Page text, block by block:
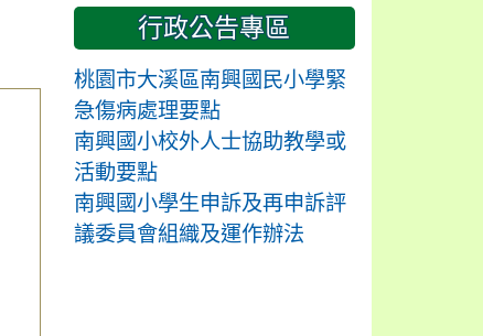
行政公告專區
桃園市大溪區南興國民小學緊
急傷病處理要點
南興國小校外人士協助教學或
活動要點
南興國小學生申訴及再申訴評
議委員會組織及運作辦法